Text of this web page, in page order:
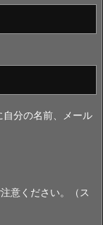
分の名前、メール
意ください。（ス